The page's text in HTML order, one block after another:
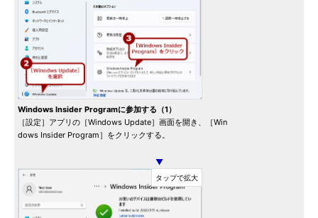
Windows Insider Programに参加する（1）
［設定］アプリの［Windows Update］画面を開き、［Win
dows Insider Program］をクリックする。
▼